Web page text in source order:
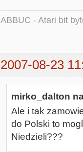
ABBUC - Atari bit
2007-08-23
mirko_dalton
Ale i tak
do Polski to
Niedzieli???